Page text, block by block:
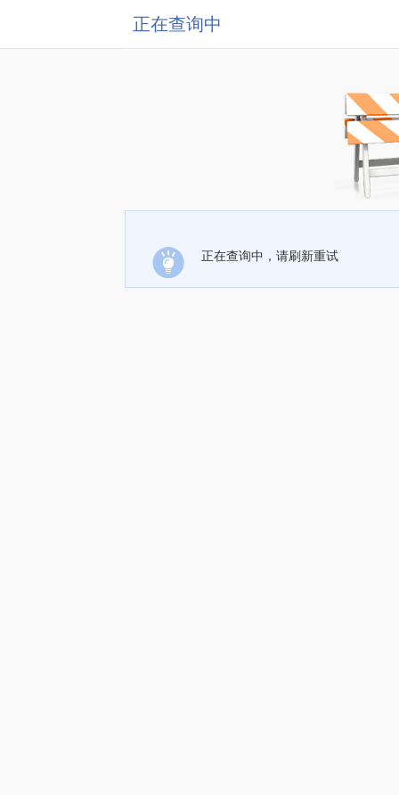
正在查询中
正在查询中，请刷新重试